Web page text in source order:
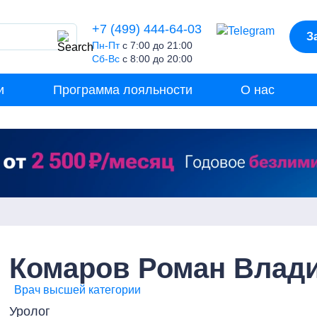
+7 (499) 444-64-03
Пн-Птс 7:00 до 21:00
Сб-Вс с 8:00 до 20:00
Программа лояльности О нас
Комаров Роман
Врач высшей категории
Уролог